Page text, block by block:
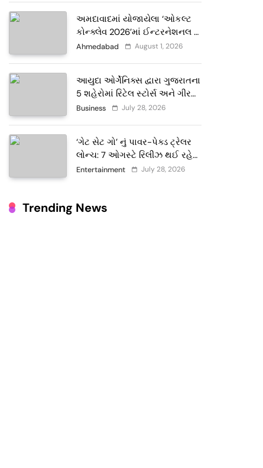
અમદાવાદમાં યોજાયેલા ‘ઓકલ્ટ
કોન્ક્લેવ 2026’માં ઈન્ટરનેશનલ
ટેરોટ રીડર પુનિતજી લુલ્લા એ ટેરોટ
Ahmedabad August 1, 2026
આયુદા ઓર્ગેનિક્સ દ્વારા ગુજરાતના
5 શહેરોમાં રિટેલ સ્ટોર્સ અને ગીર
ગાયના વૈદિક વલોણા ઘી-દૂધની શુદ્ધ
Business July 28, 2026
‘ગેટ સેટ ગો’ નું પાવર-પેક્ડ ટ્રેલર
લોન્ચ: 7 ઓગસ્ટે રિલીઝ થઈ રહેલ
આ ફિલ્મમાં હાઇ-ટેક VFX જોવા
Entertainment July 28, 2026
Trending News